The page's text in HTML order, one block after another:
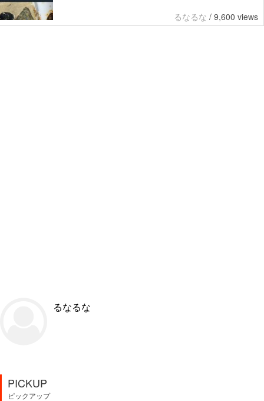
るなるな / 9,600 views
るなるな
PICKUP
ピックアップ